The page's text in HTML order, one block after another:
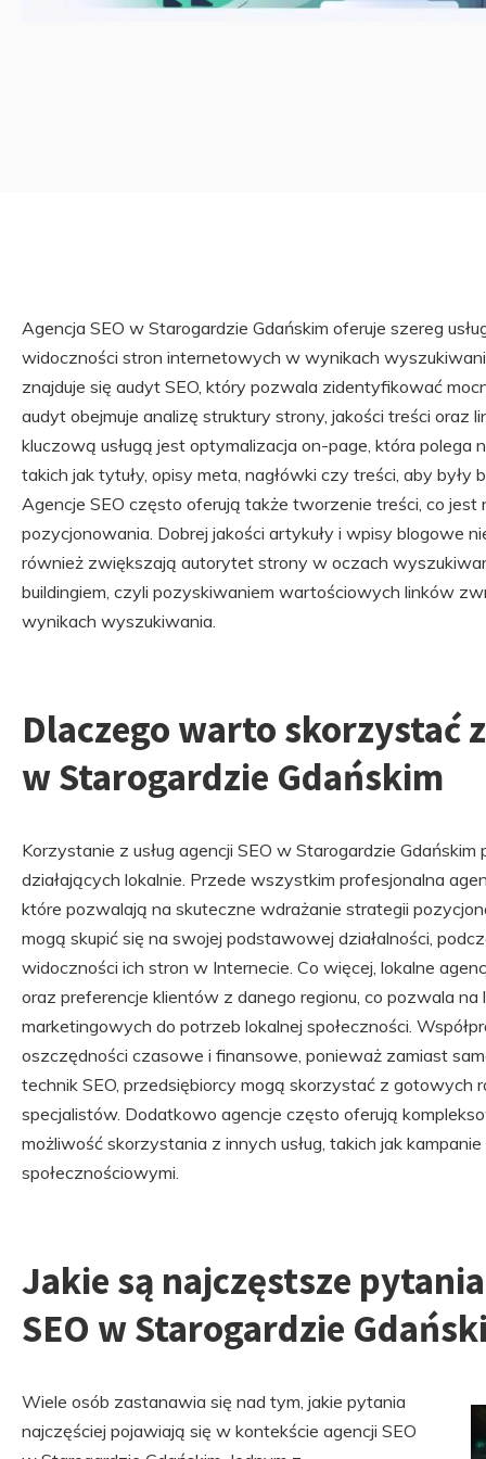
Agencja SEO w Starogardzie Gdańskim oferuje szereg
widoczności stron internetowych w wynikach
znajduje się audyt SEO, który pozwala zidentyfikować
audyt obejmuje analizę struktury strony, jakości treści oraz
kluczową usługą jest optymalizacja on-page, która
takich jak tytuły, opisy meta, nagłówki czy treści, aby
Agencje SEO często oferują także tworzenie treści, co
pozycjonowania. Dobrej jakości artykuły i wpisy blogowe
również zwiększają autorytet strony w oczach
buildingiem, czyli pozyskiwaniem wartościowych linków
wynikach wyszukiwania.
Dlaczego warto skorzystać
w Starogardzie Gdańskim
Korzystanie z usług agencji SEO w Starogardzie
działających lokalnie. Przede wszystkim profesjonalna
które pozwalają na skuteczne wdrażanie strategii
mogą skupić się na swojej podstawowej działalności,
widoczności ich stron w Internecie. Co więcej, lokalne
oraz preferencje klientów z danego regionu, co pozwala
marketingowych do potrzeb lokalnej społeczności.
oszczędności czasowe i finansowe, ponieważ zamiast
technik SEO, przedsiębiorcy mogą skorzystać z
specjalistów. Dodatkowo agencje często oferują
możliwość skorzystania z innych usług, takich jak
społecznościowymi.
Jakie są najczęstsze
SEO w Starogardzie
Wiele osób zastanawia się nad tym, jakie pytania
najczęściej pojawiają się w kontekście agencji SEO